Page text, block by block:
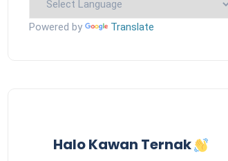
Powered by Translate
Halo Kawan Ternak